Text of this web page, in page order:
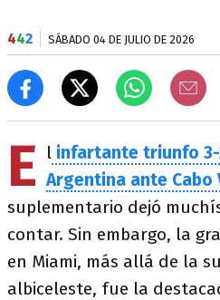
442 SÁBADO 04 DE JULIO DE 2026
E l infartante triunfo
Argentina ante Cabo
suplementario dejó
contar. Sin embargo, la
en Miami, más allá de la
albiceleste, fue la